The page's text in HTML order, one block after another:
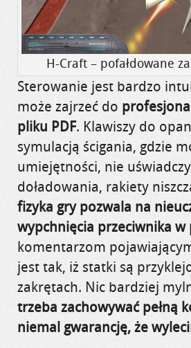
H-Craft – pofałdowane
Sterowanie jest bardzo
może zajrzeć do
pliku PDF. Klawiszy do
symulacją ścigania, gdzie
umiejętności, nie
doładowania, rakiety
fizyka gry pozwala na
wypchnięcia przeciwnika w
komentarzom
jest tak, iż statki są
zakrętach. Nic bardziej
trzeba zachowywać pełną
niemal gwarancję, że